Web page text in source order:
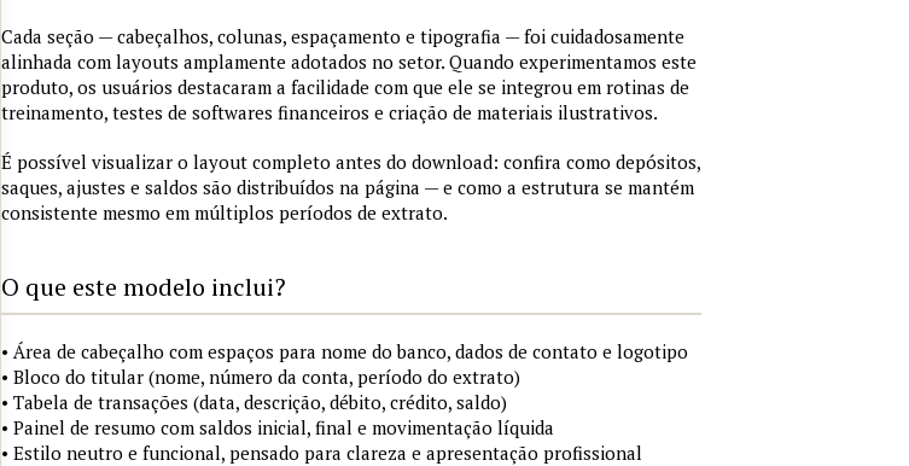
Cada seção — cabeçalhos, colunas, espaçamento e tipografia — foi cuidadosamente
alinhada com layouts amplamente adotados no setor. Quando experimentamos este
produto, os usuários destacaram a facilidade com que ele se integrou em rotinas de
treinamento, testes de softwares financeiros e criação de materiais ilustrativos.
É possível visualizar o layout completo antes do download: confira como depósitos,
saques, ajustes e saldos são distribuídos na página — e como a estrutura se mantém
consistente mesmo em múltiplos períodos de extrato.
O que este modelo inclui?
• Área de cabeçalho com espaços para nome do banco, dados de contato e logotipo
• Bloco do titular (nome, número da conta, período do extrato)
• Tabela de transações (data, descrição, débito, crédito, saldo)
• Painel de resumo com saldos inicial, final e movimentação líquida
• Estilo neutro e funcional, pensado para clareza e apresentação profissional